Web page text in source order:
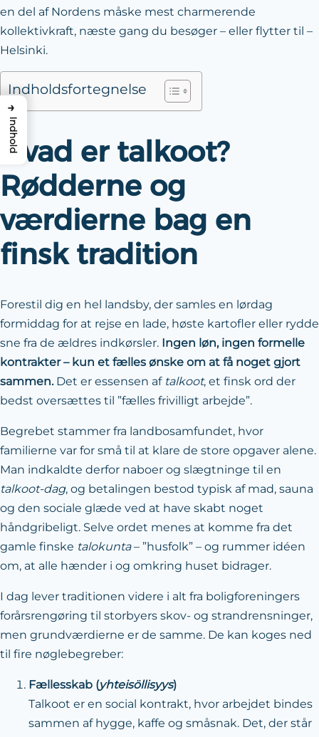
en del af Nordens måske mest charmerende
kollektivkraft, næste gang du besøger – eller flytter til –
Helsinki.
Indholdsfortegnelse
Hvad er talkoot?
Rødderne og
værdierne bag en
finsk tradition
Forestil dig en hel landsby, der samles en lørdag
formiddag for at rejse en lade, høste kartofler eller rydde
sne fra de ældres indkørsler. Ingen løn, ingen formelle
kontrakter – kun et fælles ønske om at få noget gjort
sammen.Det er essensen af talkoot, et finsk ord der
bedst oversættes til ”fælles frivilligt arbejde”.
Begrebet stammer fra landbosamfundet, hvor
familierne var for små til at klare de store opgaver alene.
Man indkaldte derfor naboer og slægtninge til en
talkoot-dag, og betalingen bestod typisk af mad, sauna
og den sociale glæde ved at have skabt noget
håndgribeligt. Selve ordet menes at komme fra det
gamle finske talokunta– ”husfolk” – og rummer idéen
om, at alle hænder i og omkring huset bidrager.
I dag lever traditionen videre i alt fra boligforeningers
forårsrengøring til storbyers skov- og strandrensninger,
men grundværdierne er de samme. De kan koges ned
til fire nøglebegreber:
Fællesskab (yhteisöllisyys)
Talkoot er en social kontrakt, hvor arbejdet bindes
sammen af hygge, kaffe og småsnak. Det, der står
→
Indhold